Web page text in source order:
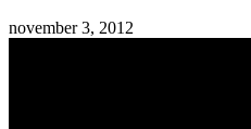
november 3, 2012